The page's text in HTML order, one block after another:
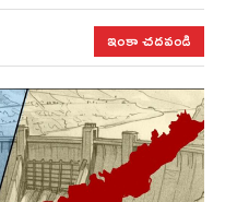
ఇంకా చదవండి